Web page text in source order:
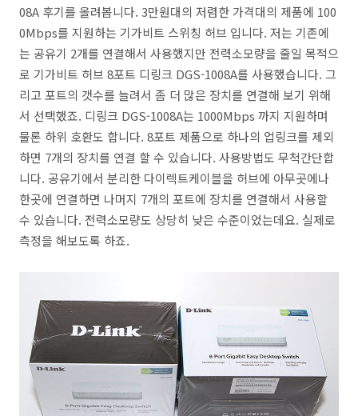
08A 후기를 올려봅니다. 3만원대의 저렴한 가격대의 제품에 100
0Mbps를 지원하는 기가비트 스위칭 허브 입니다. 저는 기존에
는 공유기 2개를 연결해서 사용했지만 전력소모량을 줄일 목적으
로 기가비트 허브 8포트 디링크 DGS-1008A를 사용했습니다. 그
리고 포트의 갯수를 늘려서 좀 더 많은 장치를 연결해 보기 위해
서 선택했죠. 디링크 DGS-1008A는 1000Mbps 까지 지원하며
물론 하위 호환도 합니다. 8포트 제품으로 하나의 업링크를 제외
하면 7개의 장치를 연결 할 수 있습니다. 사용방법도 무척간단합
니다. 공유기에서 분리한 다이렉트케이블을 허브에 아무곳에나
한곳에 연결하면 나머지 7개의 포트에 장치를 연결해서 사용할
수 있습니다. 전력소모량도 상당히 낮은 수준이었는데요. 실제로
측정을 해보도록 하죠.